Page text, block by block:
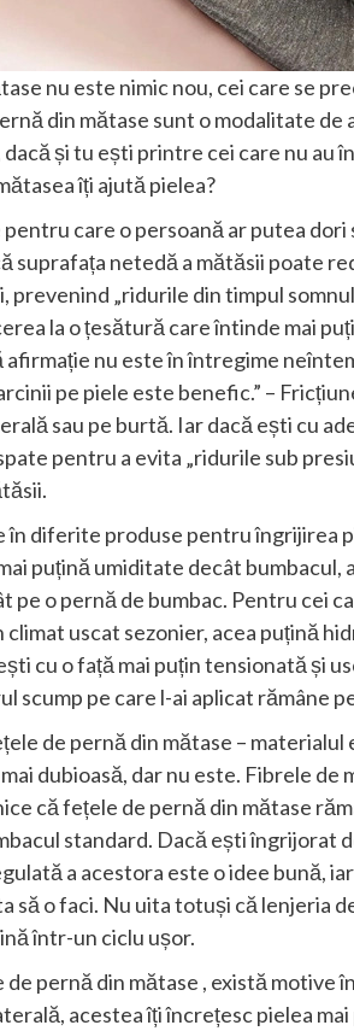
nu este nimic nou, cei care se
din mătase sunt o modalitate de
și tu ești printre cei care nu au
îți ajută pielea?
care o persoană ar putea dori
suprafața netedă a mătăsii poate
prevenind „ridurile din timpul
la o țesătură care întinde mai
nu este în întregime
pe piele este benefic.” –
sau pe burtă. Iar dacă ești cu
pentru a evita „ridurile sub
diferite produse pentru îngrijirea
puțină umiditate decât bumbacul,
pe o pernă de bumbac. Pentru cei
uscat sezonier, acea puțină
cu o față mai puțin tensionată și
scump pe care l-ai aplicat rămâne
de pernă din mătase –
dubioasă, dar nu este. Fibrele
că fețele de pernă din mătase
standard. Dacă ești îngrijorat
a acestora este o idee bună,
să o faci. Nu uita totuși că lenjeria
într-un ciclu ușor.
pernă din mătase , există motive
acestea îți încrețesc pielea